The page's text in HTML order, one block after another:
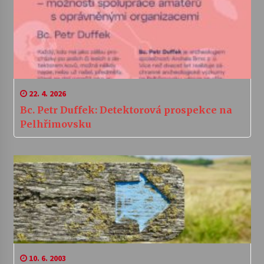
22. 4. 2026
Bc. Petr Duffek: Detektorová prospekce na
Pelhřimovsku
10. 6. 2003